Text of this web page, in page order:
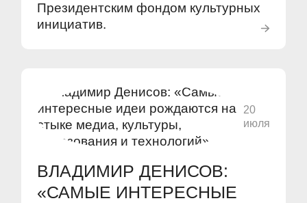
Президентским фондом культурных
инициатив.
20
июля
ВЛАДИМИР ДЕНИСОВ:
«САМЫЕ ИНТЕРЕСНЫЕ